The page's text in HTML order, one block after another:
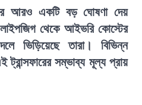
আরও একটি বড় ঘোষণা দেয়
লাইপজিগ থেকে আইভরি কোস্টের
ভিড়িয়েছে তারা। বিভিন্ন
সম্ভাব্য মূল্য প্রায়